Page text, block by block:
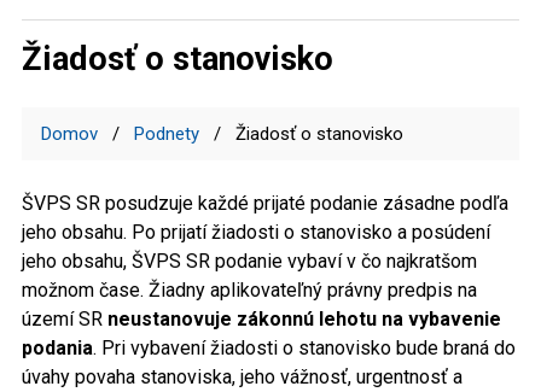
Žiadosť o stanovisko
Domov Podnety Žiadosť o stanovisko
ŠVPS SR posudzuje každé prijaté podanie zásadne podľa
jeho obsahu. Po prijatí žiadosti o stanovisko a posúdení
jeho obsahu, ŠVPS SR podanie vybaví v čo najkratšom
možnom čase. Žiadny aplikovateľný právny predpis na
území SR neustanovuje zákonnú lehotu na vybavenie
podania. Pri vybavení žiadosti o stanovisko bude braná do
úvahy povaha stanoviska, jeho vážnosť, urgentnosť a